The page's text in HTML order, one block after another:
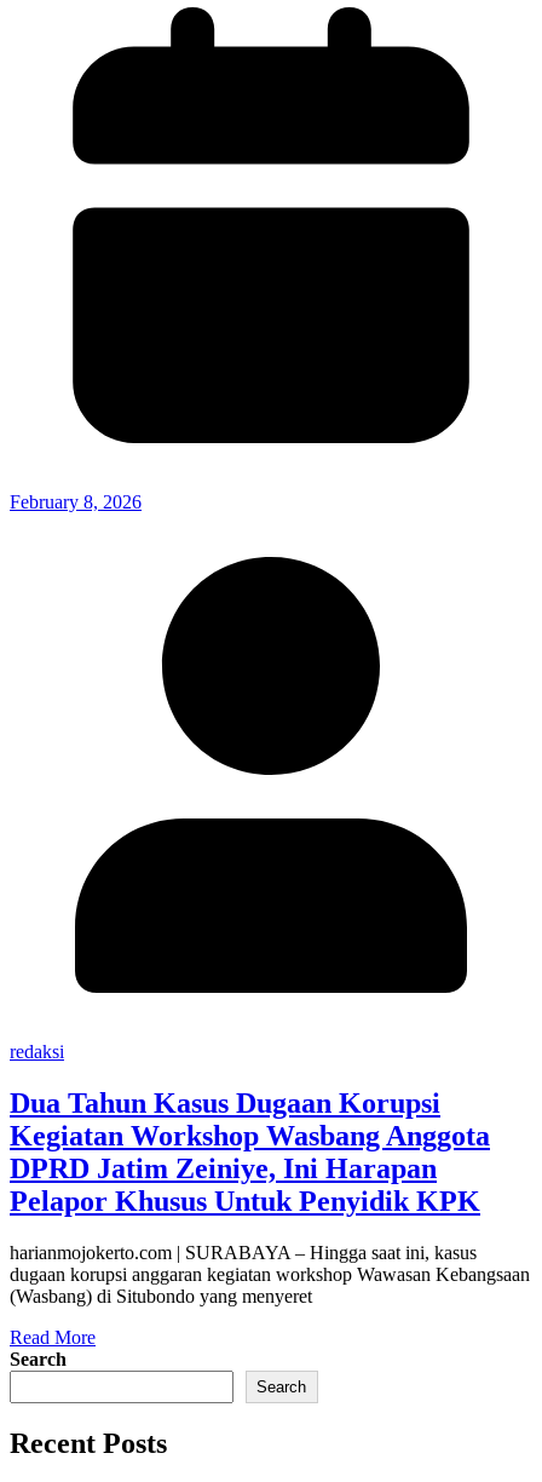
February 8, 2026
redaksi
Dua Tahun Kasus Dugaan Korupsi
Kegiatan Workshop Wasbang Anggota
DPRD Jatim Zeiniye, Ini Harapan
Pelapor Khusus Untuk Penyidik KPK
harianmojokerto.com | SURABAYA – Hingga saat ini, kasus
dugaan korupsi anggaran kegiatan workshop Wawasan Kebangsaan
(Wasbang) di Situbondo yang menyeret
Read More
Search
Search
Recent Posts